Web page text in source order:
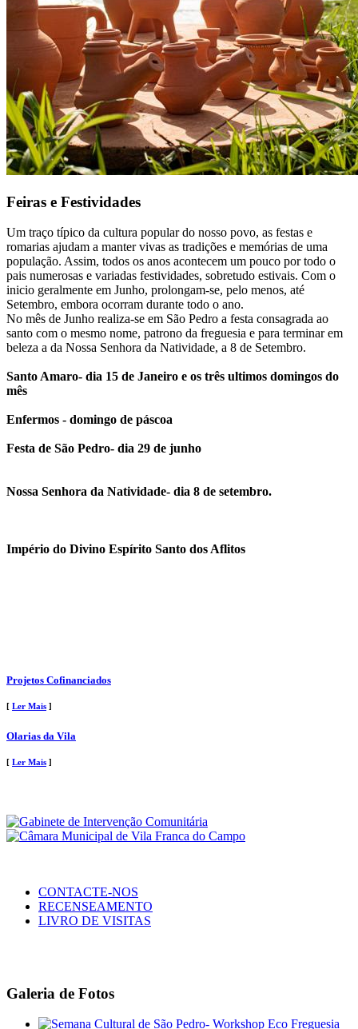
Feiras e Festividades
Um traço típico da cultura popular do nosso povo, as festas e
romarias ajudam a manter vivas as tradições e memórias de uma
população. Assim, todos os anos acontecem um pouco por todo o
pais numerosas e variadas festividades, sobretudo estivais. Com o
inicio geralmente em Junho, prolongam-se, pelo menos, até
Setembro, embora ocorram durante todo o ano.
No mês de Junho realiza-se em São Pedro a festa consagrada ao
santo com o mesmo nome, patrono da freguesia e para terminar em
beleza a da Nossa Senhora da Natividade, a 8 de Setembro.
Santo Amaro- dia 15 de Janeiro e os três ultimos domingos do
mês
Enfermos - domingo de páscoa
Festa de São Pedro- dia 29 de junho
Nossa Senhora da Natividade- dia 8 de setembro.
Império do Divino Espírito Santo dos Aflitos
Projetos Cofinanciados
[ Ler Mais ]
Olarias da Vila
[ Ler Mais ]
CONTACTE-NOS
RECENSEAMENTO
LIVRO DE VISITAS
Galeria de Fotos